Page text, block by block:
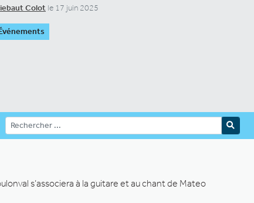
Colot le 17 juin 2025
s’associera à la guitare et au chant de Mateo